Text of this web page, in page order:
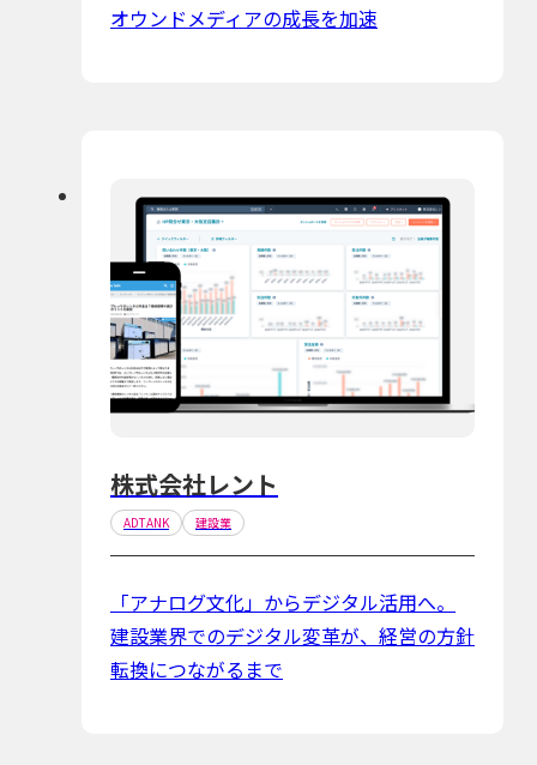
オウンドメディアの成長を加速
株式会社レント
ADTANK 建設業
「アナログ文化」からデジタル活用へ。
建設業界でのデジタル変革が、経営の方針
転換につながるまで